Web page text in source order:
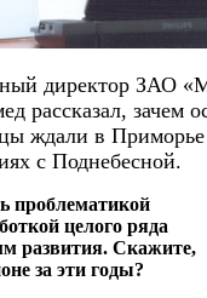
директор ЗАО
зачем
ждали в
с Поднебесной.
проблематикой
целого ряда
развития. Скажите,
за эти годы?